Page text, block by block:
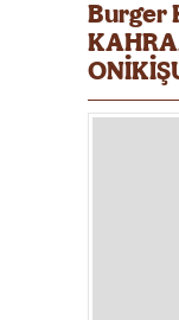
Burger